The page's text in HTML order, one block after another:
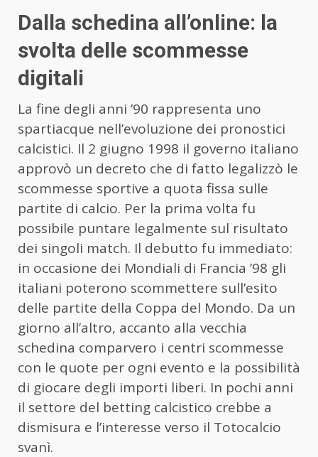
Dalla schedina all’online: la
svolta delle scommesse
digitali
La fine degli anni ’90 rappresenta uno
spartiacque nell’evoluzione dei pronostici
calcistici. Il 2 giugno 1998 il governo italiano
approvò un decreto che di fatto legalizzò le
scommesse sportive a quota fissa sulle
partite di calcio. Per la prima volta fu
possibile puntare legalmente sul risultato
dei singoli match. Il debutto fu immediato:
in occasione dei Mondiali di Francia ’98 gli
italiani poterono scommettere sull’esito
delle partite della Coppa del Mondo. Da un
giorno all’altro, accanto alla vecchia
schedina comparvero i centri scommesse
con le quote per ogni evento e la possibilità
di giocare degli importi liberi. In pochi anni
il settore del betting calcistico crebbe a
dismisura e l’interesse verso il Totocalcio
svanì.